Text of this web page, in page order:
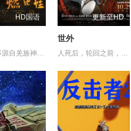
HD国语
影片故事源自羌族神话，讲述了一只被人类抚养长大的猴子，追寻母亲阿勿巴吉（周迅 配音）的足迹，踏上神山探寻“温暖”之谜的旅程。他在“恐惧之兽”口中夺取火种，烈焰焚身，褪去毛发，涅槃成人。
更新至HD
世外
人死后，轮回之前，亡魂会来到一处奇异之地——“世外”。灵守日复一日引领亡魂去投胎，直至一天，灵守小鬼遇上了不愿转世的小妹，让不懂人类情感的小鬼看到了不再一样的“世外”。 在带领小妹转世的路途上，小鬼揭示了她前世的遗憾，亦触发了难以逆转的诅咒——若小妹完全被忿恨支配，不论世外、人间，将与她一同灰飞烟灭…… 为了小妹，小鬼得到天女的允许，与武功高强的黑天踏上横跨千年的征途，纵然在路上危机四伏，他仍不惜多次舍身相救，只为了小妹能忘记过去的伤痛，并原谅自己，一身轻盈，走上轮回转世之路……